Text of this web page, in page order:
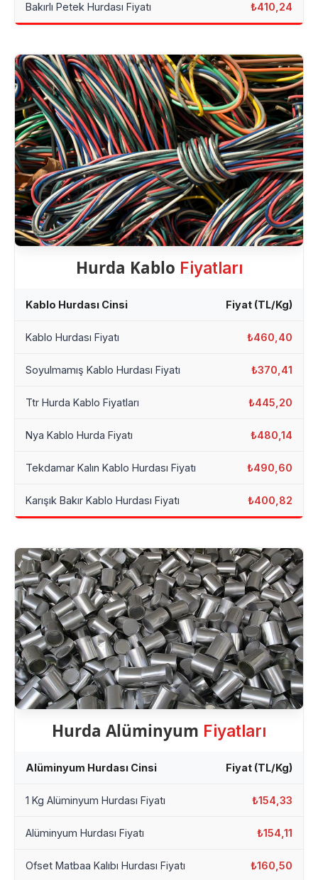
Bakırlı Petek Hurdası Fiyatı ₺410,24
Hurda Kablo Fiyatları
Kablo Hurdası Cinsi Fiyat (TL/Kg)
Kablo Hurdası Fiyatı ₺460,40
Soyulmamış Kablo Hurdası Fiyatı ₺370,41
Ttr Hurda Kablo Fiyatları ₺445,20
Nya Kablo Hurda Fiyatı ₺480,14
Tekdamar Kalın Kablo Hurdası Fiyatı ₺490,60
Karışık Bakır Kablo Hurdası Fiyatı ₺400,82
Hurda Alüminyum Fiyatları
Alüminyum Hurdası Cinsi Fiyat (TL/Kg)
1 Kg Alüminyum Hurdası Fiyatı ₺154,33
Alüminyum Hurdası Fiyatı ₺154,11
Ofset Matbaa Kalıbı Hurdası Fiyatı ₺160,50